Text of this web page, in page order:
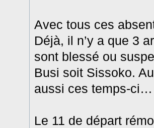
Avec tous ces
Déjà, il n’y a que 3
sont blessé ou
Busi soit Sissoko.
aussi ces temps-ci…
Le 11 de départ